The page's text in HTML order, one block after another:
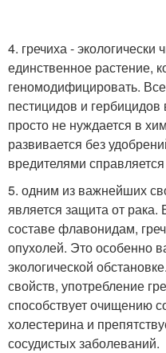
4. гречиха -
единственное растение,
геномодифицировать.
пестицидов и гербицидов
просто не нуждается в
развивается без
вредителями
5. одним из важнейших
является защита от
составе флавонидам,
опухолей. Это особенно
экологической
свойств, употребление
способствует очищению
холестерина и
сосудистых заболеваний.